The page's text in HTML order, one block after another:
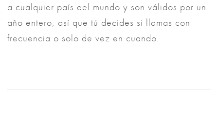
a cualquier país del mundo y son válidos por un
año entero, así que tú decides si llamas con
frecuencia o solo de vez en cuando.